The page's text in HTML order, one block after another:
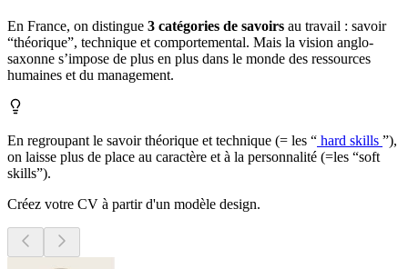
En France, on distingue 3 catégories de savoirs au travail : savoir
“théorique”, technique et comportemental. Mais la vision anglo-
saxonne s’impose de plus en plus dans le monde des ressources
humaines et du management.
En regroupant le savoir théorique et technique (= les “ hard skills ”),
on laisse plus de place au caractère et à la personnalité (=les “soft
skills”).
Créez votre CV à partir d'un modèle design.